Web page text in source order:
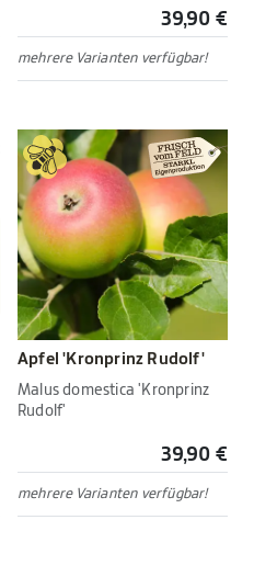
39,90 €
mehrere Varianten verfügbar!
Apfel 'Kronprinz Rudolf'
Malus domestica 'Kronprinz
Rudolf'
39,90 €
mehrere Varianten verfügbar!